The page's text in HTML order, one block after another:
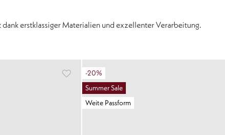
erstklassigerMaterialien und exzellenter Verarbeitung.
-20%
Summer Sale
Weite Passform